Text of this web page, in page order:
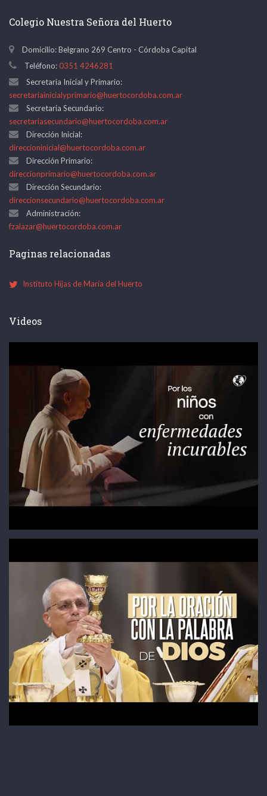
Colegio Nuestra Señora del Huerto
Domicilio: Belgrano 269 Centro - Córdoba Capital
Teléfono:0351 4246281
Secretaria Inicial y Primario:
secretariainicialyprimario@huertocordoba.com.ar
Secretaria Secundario:
secretariasecundario@huertocordoba.com.ar
Dirección Inicial:
direccioninicial@huertocordoba.com.ar
Dirección Primario:
direccionprimario@huertocordoba.com.ar
Dirección Secundario:
direccionsecundario@huertocordoba.com.ar
Administración:
fzalazar@huertocordoba.com.ar
Paginas relacionadas
Instituto Hijas de María del Huerto
Videos